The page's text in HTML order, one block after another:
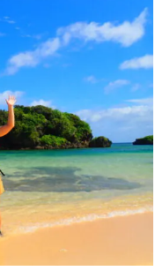
은?
옷차림은?
비티
온은?
는 옷차림은?
비티
소